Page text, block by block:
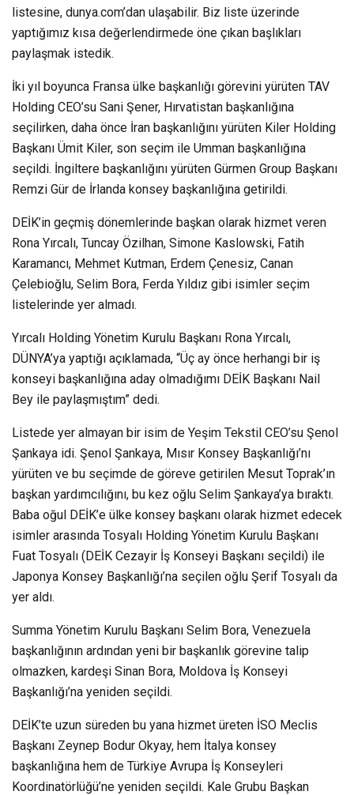
listesine, dunya.com’dan ulaşabilir. Biz liste üzerinde
yaptığımız kısa değerlendirmede öne çıkan başlıkları
paylaşmak istedik.
İki yıl boyunca Fransa ülke başkanlığı görevini yürüten TAV
Holding CEO’su Sani Şener, Hırvatistan başkanlığına
seçilirken, daha önce İran başkanlığını yürüten Kiler Holding
Başkanı Ümit Kiler, son seçim ile Umman başkanlığına
seçildi. İngiltere başkanlığını yürüten Gürmen Group Başkanı
Remzi Gür de İrlanda konsey başkanlığına getirildi.
DEİK’in geçmiş dönemlerinde başkan olarak hizmet veren
Rona Yırcalı, Tuncay Özilhan, Simone Kaslowski, Fatih
Karamancı, Mehmet Kutman, Erdem Çenesiz, Canan
Çelebioğlu, Selim Bora, Ferda Yıldız gibi isimler seçim
listelerinde yer almadı.
Yırcalı Holding Yönetim Kurulu Başkanı Rona Yırcalı,
DÜNYA’ya yaptığı açıklamada, “Üç ay önce herhangi bir iş
konseyi başkanlığına aday olmadığımı DEİK Başkanı Nail
Bey ile paylaşmıştım” dedi.
Listede yer almayan bir isim de Yeşim Tekstil CEO’su Şenol
Şankaya idi. Şenol Şankaya, Mısır Konsey Başkanlığı’nı
yürüten ve bu seçimde de göreve getirilen Mesut Toprak’ın
başkan yardımcılığını, bu kez oğlu Selim Şankaya’ya bıraktı.
Baba oğul DEİK’e ülke konsey başkanı olarak hizmet edecek
isimler arasında Tosyalı Holding Yönetim Kurulu Başkanı
Fuat Tosyalı (DEİK Cezayir İş Konseyi Başkanı seçildi) ile
Japonya Konsey Başkanlığı’na seçilen oğlu Şerif Tosyalı da
yer aldı.
Summa Yönetim Kurulu Başkanı Selim Bora, Venezuela
başkanlığının ardından yeni bir başkanlık görevine talip
olmazken, kardeşi Sinan Bora, Moldova İş Konseyi
Başkanlığı’na yeniden seçildi.
DEİK’te uzun süreden bu yana hizmet üreten İSO Meclis
Başkanı Zeynep Bodur Okyay, hem İtalya konsey
başkanlığına hem de Türkiye Avrupa İş Konseyleri
Koordinatörlüğü’ne yeniden seçildi. Kale Grubu Başkan